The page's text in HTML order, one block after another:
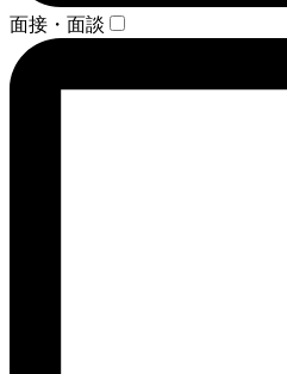
面接・面談